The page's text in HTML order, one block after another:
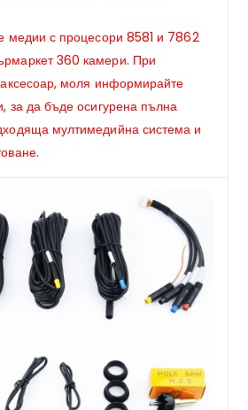
медии с процесори 8581 и 7862
360 камери. При
аксесоар, моля информирайте
за да бъде осигурена пълна
мултимедийна система и